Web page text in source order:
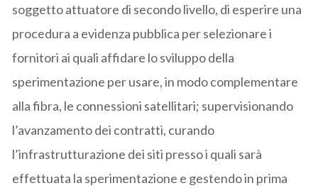
soggetto attuatore di secondo livello, di esperire una
procedura a evidenza pubblica per selezionare i
fornitori ai quali affidare lo sviluppo della
sperimentazione per usare, in modo complementare
alla fibra, le connessioni satellitari; supervisionando
l’avanzamento dei contratti, curando
l’infrastrutturazione dei siti presso i quali sarà
effettuata la sperimentazione e gestendo in prima